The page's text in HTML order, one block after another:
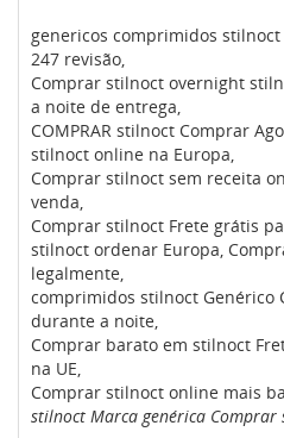
genericos comprimidos
247 revisão,
Comprar stilnoct overnight
a noite de entrega,
COMPRAR stilnoct Comprar
stilnoct online na Europa,
Comprar stilnoct sem receita
venda,
Comprar stilnoct Frete grátis
stilnoct ordenar Europa,
legalmente,
comprimidos stilnoct Genérico
durante a noite,
Comprar barato em stilnoct
na UE,
Comprar stilnoct online mais
stilnoct Marca genérica